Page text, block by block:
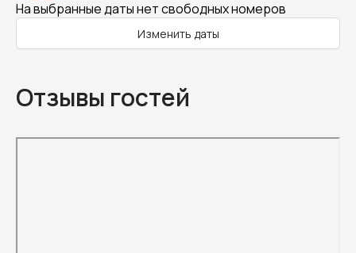
На выбранные даты нет свободных номеров
Изменить даты
Отзывы гостей